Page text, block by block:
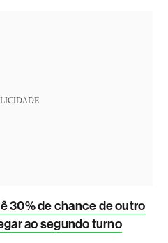
30% de chance de outro
ao segundo turno